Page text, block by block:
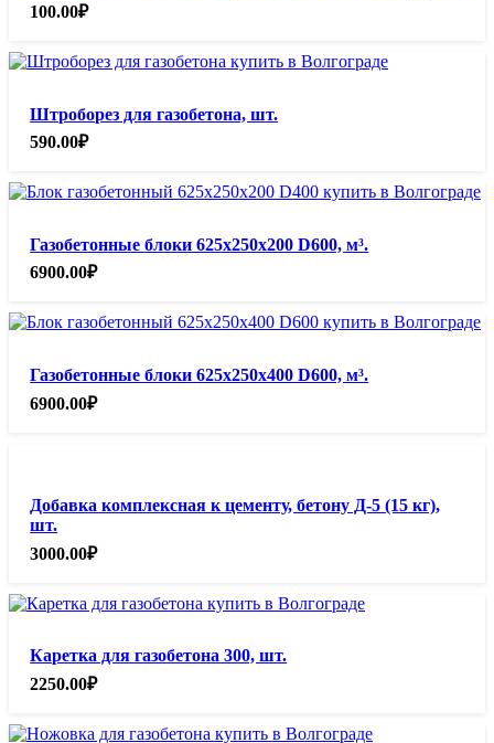
100.00₽
Штроборез для газобетона, шт.
590.00₽
Газобетонные блоки 625х250х200 D600, м³.
6900.00₽
Газобетонные блоки 625х250х400 D600, м³.
6900.00₽
Добавка комплексная к цементу, бетону Д-5 (15 кг),
шт.
3000.00₽
Каретка для газобетона 300, шт.
2250.00₽